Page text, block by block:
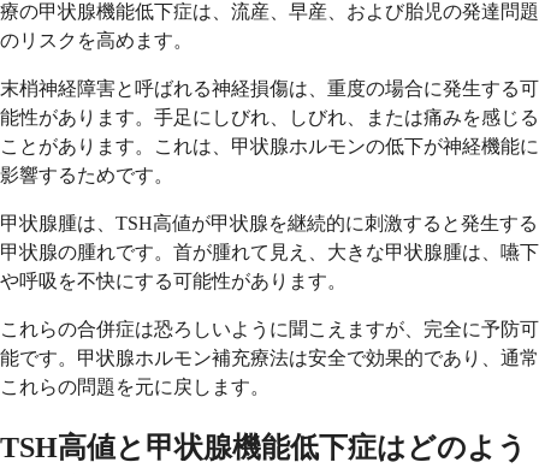
療の甲状腺機能低下症は、流産、早産、および胎児の発達問題
のリスクを高めます。
末梢神経障害と呼ばれる神経損傷は、重度の場合に発生する可
能性があります。手足にしびれ、しびれ、または痛みを感​​じる
ことがあります。これは、甲状腺ホルモンの低下が神経機能に
影響するためです。
甲状腺腫は、TSH高値が甲状腺を継続的に刺激すると発生する
甲状腺の腫れです。首が腫れて見え、大きな甲状腺腫は、嚥下
や呼吸を不快にする可能性があります。
これらの合併症は恐ろしいように聞こえますが、完全に予防可
能です。甲状腺ホルモン補充療法は安全で効果的であり、通常
これらの問題を元に戻します。
TSH高値と甲状腺機能低下症はどのよう